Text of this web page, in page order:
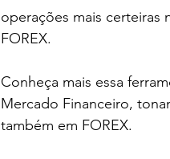
operações mais certeiras
FOREX.
Conheça mais essa
Mercado Financeiro,
também em FOREX.